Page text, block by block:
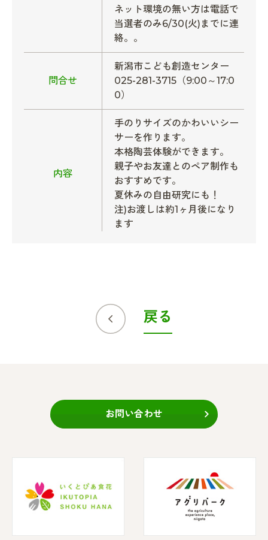
ネット環境の無い方は電話で
当選者のみ6/30(火)までに連
絡。。
問合せ
新潟市こども創造センター
025-281-3715（9:00～17:0
0）
内容
手のりサイズのかわいいシー
サーを作ります。
本格陶芸体験ができます。
親子やお友達とのペア制作も
おすすめです。
夏休みの自由研究にも！
注)お渡しは約1ヶ月後になり
ます
戻る
お問い合わせ